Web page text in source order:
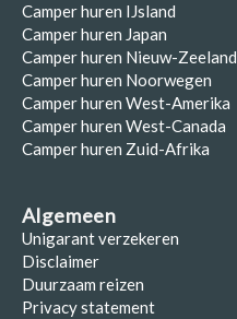
Camper huren IJsland
Camper huren Japan
Camper huren Nieuw-Zeeland
Camper huren Noorwegen
Camper huren West-Amerika
Camper huren West-Canada
Camper huren Zuid-Afrika
Algemeen
Unigarant verzekeren
Disclaimer
Duurzaam reizen
Privacy statement